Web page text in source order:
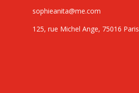
sophieanita@me.com
125, rue Michel Ange, 75016 Paris